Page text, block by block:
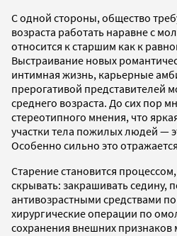
С одной стороны, общество
возраста работать наравне с
относится к старшим как к
Выстраивание новых
интимная жизнь, карьерные
прерогативой представителей
среднего возраста. До сих пор
стереотипного мнения, что
участки тела пожилых людей —
Особенно сильно это
Старение становится
скрывать: закрашивать седину,
антивозрастными средствами
хирургические операции по
сохранения внешних признаков